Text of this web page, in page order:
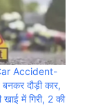
Accident-
दौड़ी कार,
खाई में गिरी, 2 की